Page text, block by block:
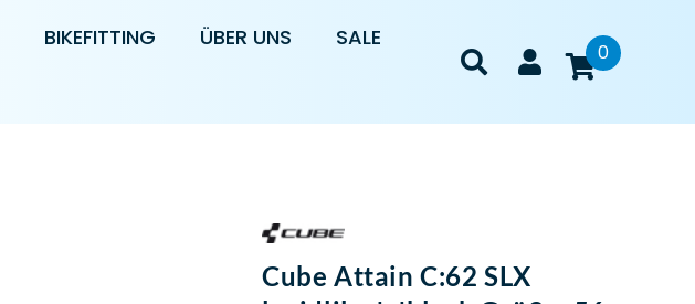
BIKEFITTING ÜBER UNS
SALE
0
Cube Attain C:62 SLX